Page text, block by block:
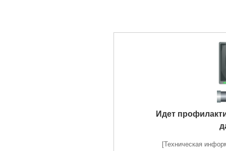
Идет
[Техническая